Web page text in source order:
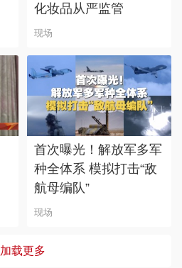
化妆品从严监管
现场
首次曝光！解放军多军
种全体系 模拟打击“敌
航母编队”
现场
加载更多